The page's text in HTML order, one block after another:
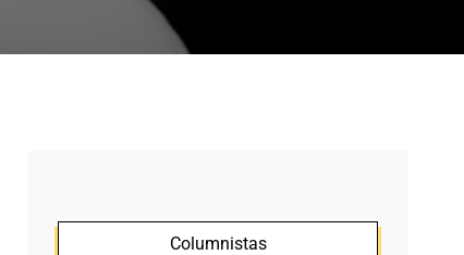
Columnistas